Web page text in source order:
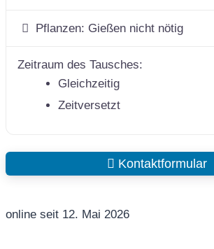
Pflanzen: Gießen nicht nötig
Zeitraum des Tausches:
Gleichzeitig
Zeitversetzt
Kontaktformular
online seit 12. Mai 2026